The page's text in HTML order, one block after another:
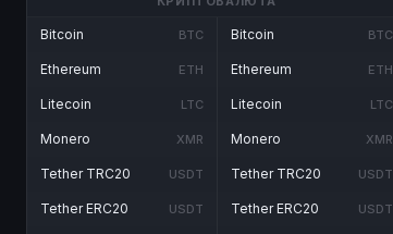
Bitcoin BTC
Ethereum ETH
Litecoin LTC
Monero XMR
Tether TRC20 USDT
Tether ERC20 USDT
Bitcoin BTC
Ethereum ETH
Litecoin LTC
Monero XMR
Tether TRC20 USDT
Tether ERC20 USDT